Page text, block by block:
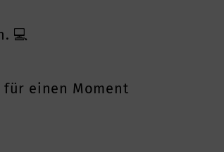
💻
für einen Moment